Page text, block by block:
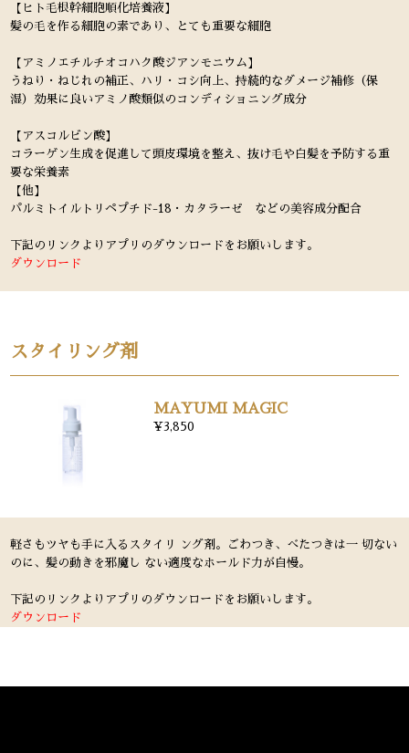
【ヒト毛根幹細胞順化培養液】
髪の毛を作る細胞の素であり、とても重要な細胞
【アミノエチルチオコハク酸ジアンモニウム】
うねり・ねじれの補正、ハリ・コシ向上、持続的なダメージ補修（保
湿）効果に良いアミノ酸類似のコンディショニング成分
【アスコルビン酸】
コラーゲン生成を促進して頭皮環境を整え、抜け毛や白髪を予防する重
要な栄養素
【他】
パルミトイルトリペプチド-18・カタラーゼ などの美容成分配合
下記のリンクよりアプリのダウンロードをお願いします。
ダウンロード
スタイリング剤
MAYUMI MAGIC
¥3,850
軽さもツヤも手に入るスタイリ ング剤。ごわつき、べたつきは一 切ない
のに、髪の動きを邪魔し ない適度なホールド力が自慢。
下記のリンクよりアプリのダウンロードをお願いします。
ダウンロード